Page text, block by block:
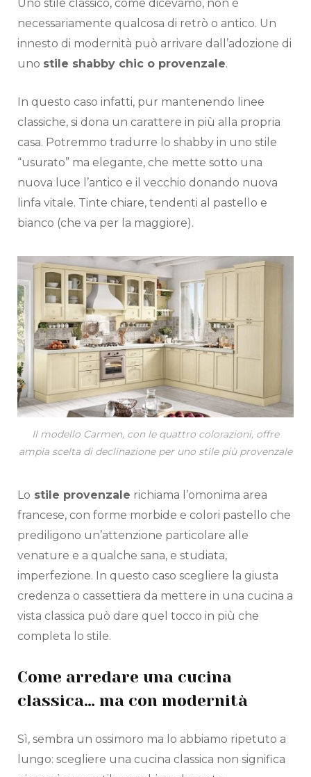
Uno stile classico, come dicevamo, non è
necessariamente qualcosa di retrò o antico. Un
innesto di modernità può arrivare dall’adozione di
uno stile shabby chic o provenzale.
In questo caso infatti, pur mantenendo linee
classiche, si dona un carattere in più alla propria
casa. Potremmo tradurre lo shabby in uno stile
“usurato” ma elegante, che mette sotto una
nuova luce l’antico e il vecchio donando nuova
linfa vitale. Tinte chiare, tendenti al pastello e
bianco (che va per la maggiore).
Il modello Carmen, con le quattro colorazioni, offre
ampia scelta di declinazione per uno stile più provenzale
Lo stile provenzale richiama l’omonima area
francese, con forme morbide e colori pastello che
prediligono un’attenzione particolare alle
venature e a qualche sana, e studiata,
imperfezione. In questo caso scegliere la giusta
credenza o cassettiera da mettere in una cucina a
vista classica può dare quel tocco in più che
completa lo stile.
Come arredare una cucina
classica… ma con modernità
Sì, sembra un ossimoro ma lo abbiamo ripetuto a
lungo: scegliere una cucina classica non significa